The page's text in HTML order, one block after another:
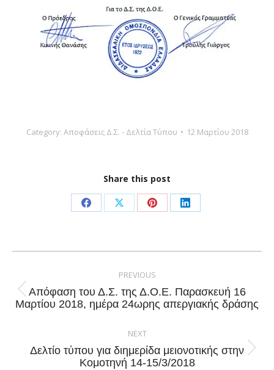
Category: Αποφάσεις Δ.Σ. - Δελτία Τύπου 12 Μαρτίου 2018
Share this post
Share
Facebook
Share
X
Share
Pinterest
Share
LinkedIn
navigation
PREVIOUS
Previous
post:
Απόφαση του Δ.Σ. της Δ.Ο.Ε. Παρασκευή 16
Μαρτίου 2018, ημέρα 24ωρης απεργιακής δράσης
NEXT
Next
Δελτίο τύπου για διημερίδα μειονοτικής στην
Κομοτηνή 14-15/3/2018